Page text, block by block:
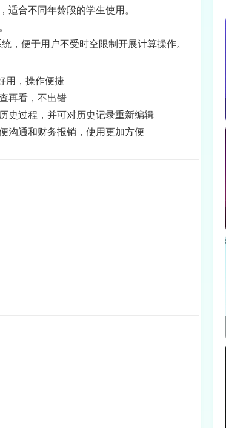
合不同年龄段的学生使用。
，便于用户不受时空限制开展计算操作。
用，操作便捷
再看，不出错
史过程，并可对历史记录重新编辑
沟通和财务报销，使用更加方便